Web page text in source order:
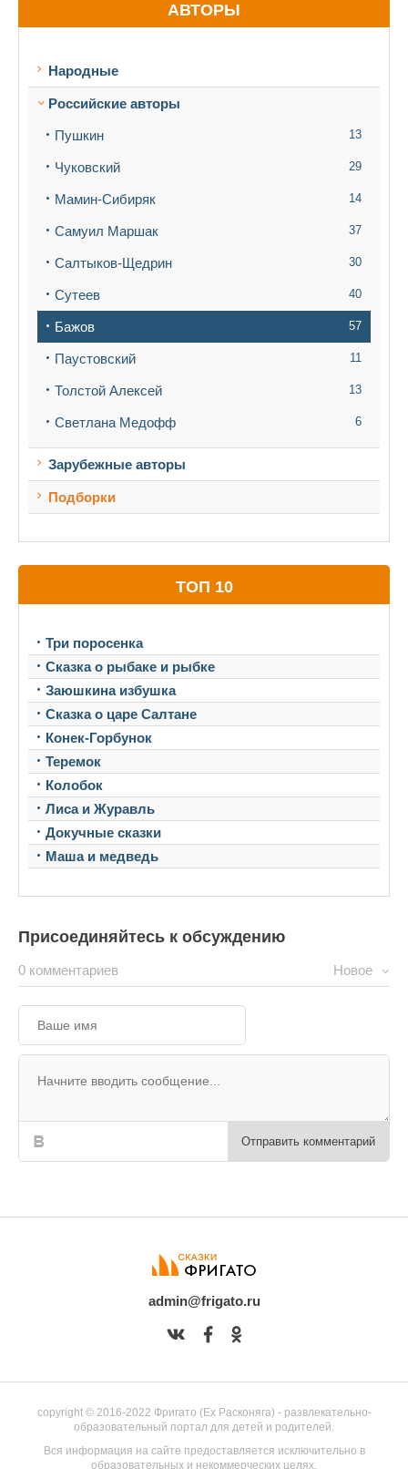
АВТОРЫ
Народные
Российские авторы
Пушкин 13
Чуковский 29
Мамин-Сибиряк 14
Самуил Маршак 37
Салтыков-Щедрин 30
Сутеев 40
Бажов 57
Паустовский 11
Толстой Алексей 13
Светлана Медофф 6
Зарубежные авторы
Подборки
ТОП 10
Три поросенка
Сказка о рыбаке и рыбке
Заюшкина избушка
Сказка о царе Салтане
Конек-Горбунок
Теремок
Колобок
Лиса и Журавль
Докучные сказки
Маша и медведь
Присоединяйтесь к обсуждению
0 комментариев Новое
Отправить комментарий
admin@frigato.ru
copyright © 2016-2022 Фригато (Ex Расконяга) - развлекательно-
образовательный портал для детей и родителей.
Вся информация на сайте предоставляется исключительно в
образовательных и некоммерческих целях.